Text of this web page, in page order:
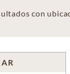
con